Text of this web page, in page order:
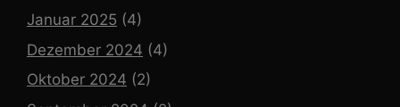
Januar 2025 (4)
Dezember 2024 (4)
Oktober 2024 (2)